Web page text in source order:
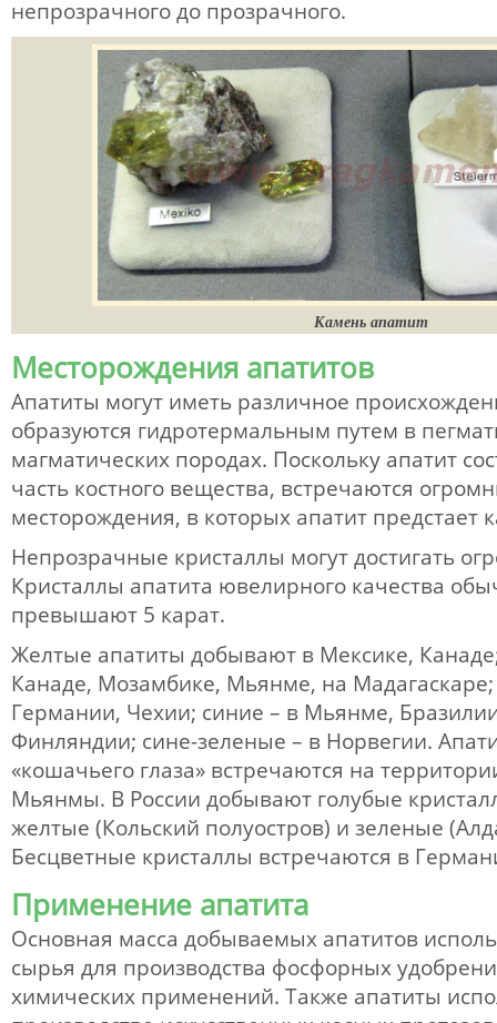
непрозрачного до прозрачного.
Камень апатит
Месторождения апатитов
Апатиты могут иметь различное
образуются гидротермальным путем в
магматических породах. Поскольку апатит
часть костного вещества, встречаются
месторождения, в которых апатит предстает
Непрозрачные кристаллы могут достигать
Кристаллы апатита ювелирного качества
превышают 5 карат.
Желтые апатиты добывают в Мексике,
Канаде, Мозамбике, Мьянме, на
Германии, Чехии; синие – в Мьянме,
Финляндии; сине-зеленые – в Норвегии.
«кошачьего глаза» встречаются на
Мьянмы. В России добывают голубые
желтые (Кольский полуостров) и зеленые
Бесцветные кристаллы встречаются в
Применение апатита
Основная масса добываемых апатитов
сырья для производства фосфорных
химических применений. Также апатиты